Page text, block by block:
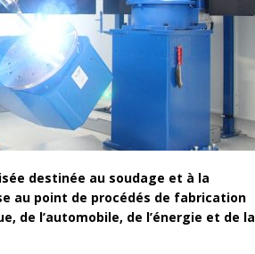
destinée au soudage et à la
au point de procédés de fabrication
de l’automobile, de l’énergie et de la